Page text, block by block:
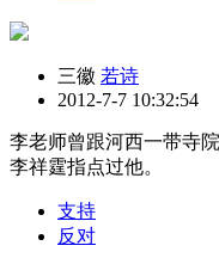
三徽 若诗
2012-7-7 10:32:54
李老师曾跟河西一带寺
李祥霆指点过他。
支持
反对